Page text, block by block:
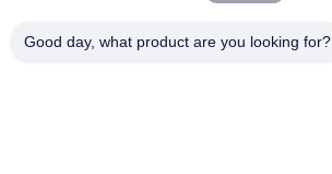
Good day, what product are you looking for?